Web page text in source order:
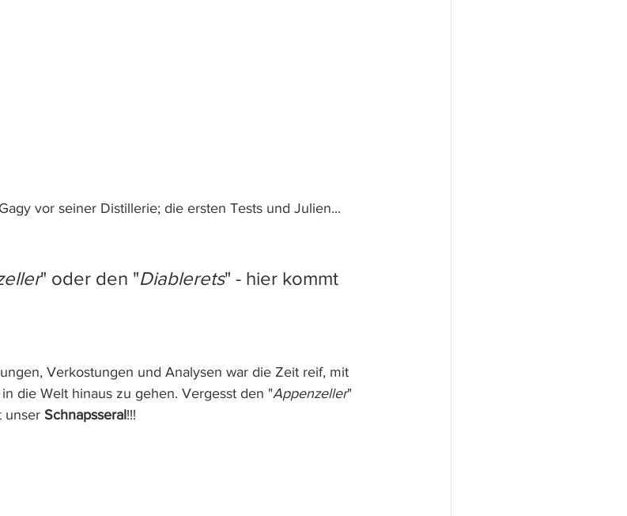
vor seiner Distillerie; die ersten Tests und Julien...
" oder den "Diablerets" - hier kommt
Verkostungen und Analysen war die Zeit reif, mit
die Welt hinaus zu gehen. Vergesst den "Appenzeller"
unser Schnapsseral!!!